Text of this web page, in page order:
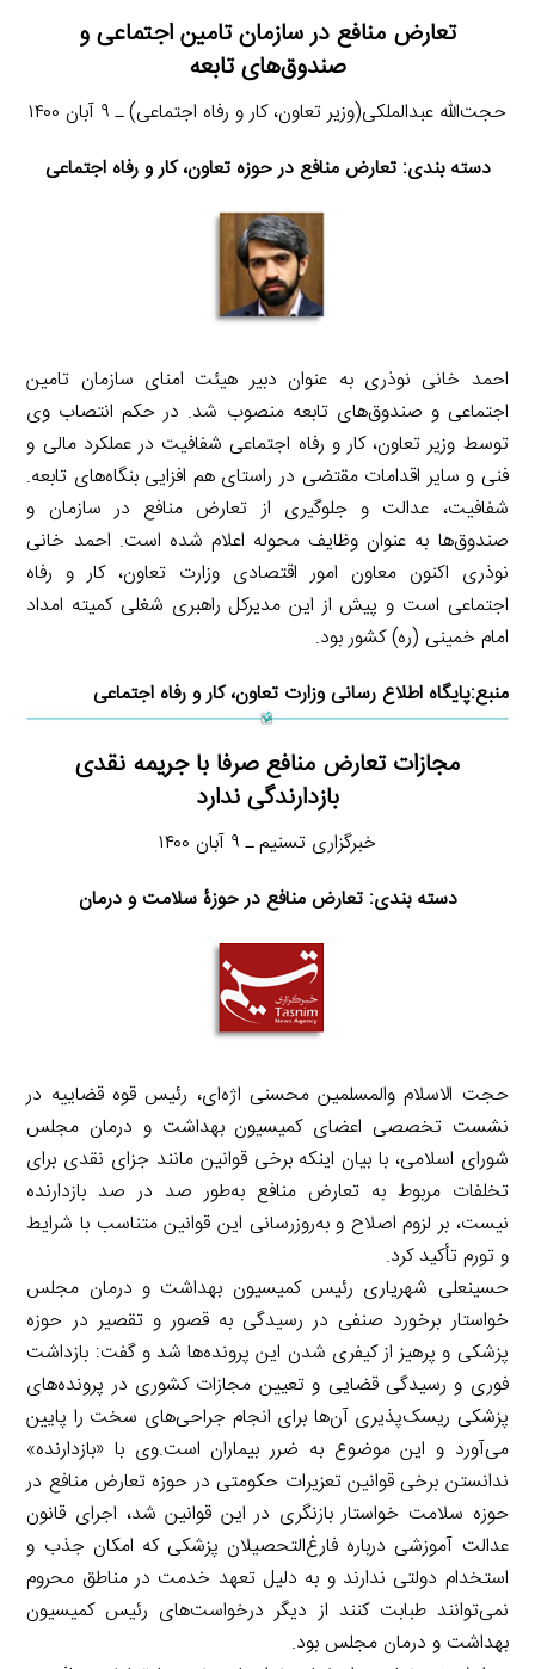
تعارض منافع در سازمان تامین اجتماعی و
صندوق‌های تابعه
حجت‌الله عبدالملکی(وزیر تعاون، کار و رفاه اجتماعی) ـ ۹ آبان ۱۴۰۰
دسته بندی: تعارض منافع در حوزه تعاون، کار و رفاه اجتماعی
احمد خانی نوذری به عنوان دبیر هیئت امنای سازمان تامین
اجتماعی و صندوق‌های تابعه منصوب شد. در حکم انتصاب وی
توسط وزیر تعاون، کار و رفاه اجتماعی شفافیت در عملکرد مالی و
فنی و سایر اقدامات مقتضی در راستای هم افزایی بنگاه‌های تابعه.
شفافیت، عدالت و جلوگیری از تعارض منافع در سازمان و
صندوق‌ها به عنوان وظایف محوله اعلام شده است. احمد خانی
نوذری اکنون معاون امور اقتصادی وزارت تعاون، کار و رفاه
اجتماعی است و پیش از این مدیرکل راهبری شغلی کمیته امداد
امام خمینی (ره) کشور بود.
منبع:پایگاه اطلاع رسانی وزارت تعاون، کار و رفاه اجتماعی
مجازات تعارض منافع صرفا با جریمه نقدی
بازدارندگی ندارد
خبرگزاری تسنیم ـ ۹ آبان ۱۴۰۰
دسته بندی: تعارض منافع در حوزۀ سلامت و درمان
حجت الاسلام والمسلمین محسنی اژه‌ای، رئیس قوه قضاییه در
نشست تخصصی اعضای کمیسیون بهداشت و درمان مجلس
شورای اسلامی، با بیان اینکه برخی قوانین مانند جزای نقدی برای
تخلفات مربوط به تعارض منافع به‌طور صد در صد بازدارنده
نیست، بر لزوم اصلاح و به‌روزرسانی این قوانین متناسب با شرایط
و تورم تأکید کرد.
حسینعلی شهریاری رئیس کمیسیون بهداشت و درمان مجلس
خواستار برخورد صنفی در رسیدگی به قصور و تقصیر در حوزه
پزشکی و پرهیز از کیفری شدن این پرونده‌ها شد و گفت: بازداشت
فوری و رسیدگی قضایی و تعیین مجازات کشوری در پرونده‌های
پزشکی ریسک‌پذیری آن‌ها برای انجام جراحی‌های سخت را پایین
می‌آورد و این موضوع به ضرر بیماران است.وی با «بازدارنده»
ندانستن برخی قوانین تعزیرات حکومتی در حوزه تعارض منافع در
حوزه سلامت خواستار بازنگری در این قوانین شد، اجرای قانون
عدالت آموزشی درباره فارغ‌التحصیلان پزشکی که امکان جذب و
استخدام دولتی ندارند و به دلیل تعهد خدمت در مناطق محروم
نمی‌توانند طبابت کنند از دیگر درخواست‌های رئیس کمیسیون
بهداشت و درمان مجلس بود.